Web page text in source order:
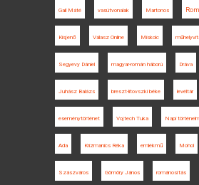
Gali Máté vasútvonalak Martonos
Kisjenő Válasz Online Miskolc
Segyevy Dániel magyar-román háború Dráva
Juhász Balázs breszt-litovszki béke levéltár
eseménytörténet Vojtech Tuka Napi
Ada Krizmanics Réka emlékmű Mohol
Szászváros Gömöry János románosítás